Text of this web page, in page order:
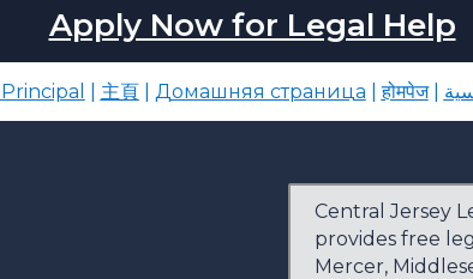
Apply Now for Legal Help
主頁| Домашняя страница |होमपेज|
Central Jersey
provides free
Mercer,